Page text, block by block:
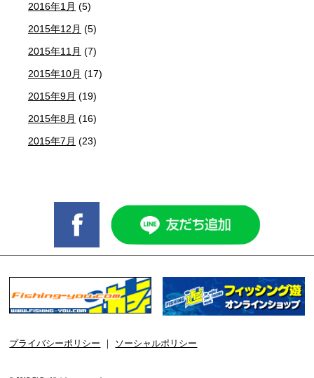
2016年1月 (5)
2015年12月 (5)
2015年11月 (7)
2015年10月 (17)
2015年9月 (19)
2015年8月 (16)
2015年7月 (23)
プライバシーポリシー ソーシャルポリシー